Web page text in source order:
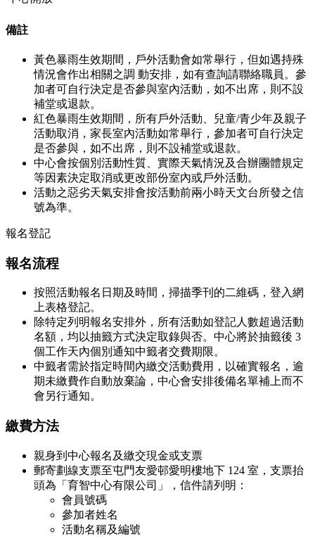
備註
黃色暴雨生效期間，戶外活動會如常舉行，但如遇持殊
情況會作出相關之調 動安排，如有查詢請聯絡職員。參
加者可自行決定是否參與室內活動，如不出席，則不設
補堂或退款。
紅色暴雨生效期間，所有戶外活動、兒童/青少年及親子
活動取消，家長室內活動如常舉行，參加者可自行決定
是否參與，如不出席，則不設補堂或退款。
中心會按個別活動性質、實際天氣情況及合辦團體規定
等因素決定取消或更改部份室內或戶外活動。
活動之惡劣天氣安排會按活動前兩小時天文台所發之信
號為準。
報名登記
報名流程
按照活動報名日期及時間，掃描季刊的二維碼，登入網
上表格登記。
除特定列明報名安排外，所有活動如登記人數超過活動
名額，均以抽籤方式決定取錄與否。中心將於抽籤後 3
個工作天內個別通知中籤者交費期限。
中籤者需於指定時間內繳交活動費用，以確實報名，逾
期未繳費作自動放棄論，中心會安排後備名單補上而不
會另行通知。
繳費方法
親身到中心報名及繳交現金或支票
郵寄劃線支票至屯門友愛邨愛明樓地下 124 室，支票抬
頭為「育智中心有限公司」，信件請列明：
會員號碼
參加者姓名
活動名稱及編號